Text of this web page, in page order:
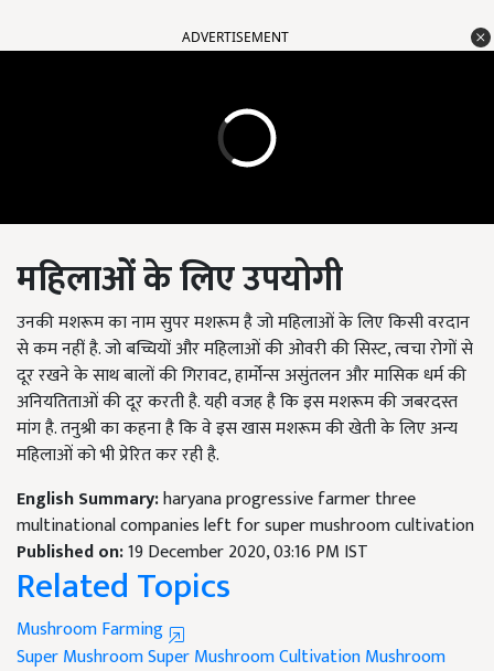
ADVERTISEMENT
महिलाओंकेलिएउपयोगी
उनकी मशरूम का नाम सुपर मशरूम है जो महिलाओं के लिए किसी वरदान
से कम नहीं है. जो बच्चियों और महिलाओं की ओवरी की सिस्ट, त्वचा रोगों से
दूर रखने के साथ बालों की गिरावट, हार्मोन्स असुंतलन और मासिक धर्म की
अनियतिताओं की दूर करती है. यही वजह है कि इस मशरूम की जबरदस्त
मांग है. तनुश्री का कहना है कि वे इस खास मशरूम की खेती के लिए अन्य
महिलाओं को भी प्रेरित कर रही है.
English Summary:haryana progressive farmer three
multinational companies left for super mushroom cultivation
Published on:19 December 2020, 03:16 PM IST
Related Topics
Mushroom Farming
Super MushroomSuper Mushroom CultivationMushroom